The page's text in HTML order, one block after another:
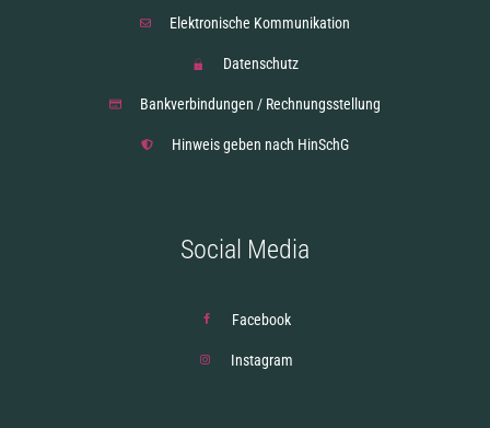
Elektronische Kommunikation
Datenschutz
Bankverbindungen / Rechnungsstellung
Hinweis geben nach HinSchG
Social Media
Facebook
Instagram